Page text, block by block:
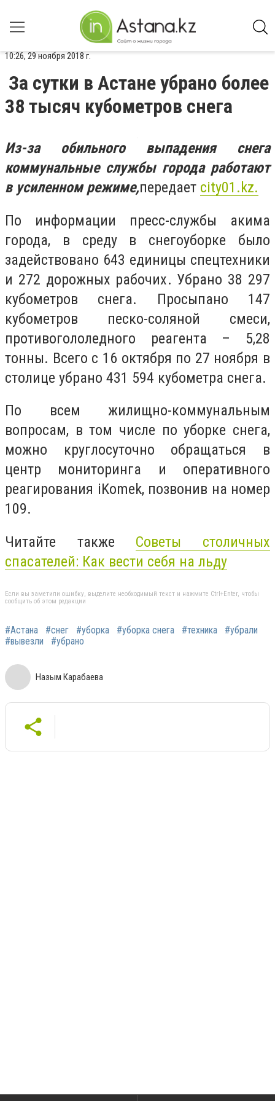
10:26, 29 ноября 2018 г.
За сутки в Астане убрано более
38 тысяч кубометров снега
Из-за обильного выпадения снега
коммунальные службы города работают
в усиленном режиме,передает city01. kz.
По информации пресс-службы акима
города, в среду в снегоуборке было
задействовано 643 единицы спецтехники
и 272 дорожных рабочих. Убрано 38 297
кубометров снега. Просыпано 147
кубометров песко-соляной смеси,
противогололедного реагента – 5,28
тонны. Всего с 16 октября по 27 ноября в
столице убрано 431 594 кубометра снега.
По всем жилищно-коммунальным
вопросам, в том числе по уборке снега,
можно круглосуточно обращаться в
центр мониторинга и оперативного
реагирования iKomek, позвонив на номер
109.
Читайте также Советы столичных
спасателей: Как вести себя на льду
Если вы заметили ошибку, выделите необходимый текст и нажмите Ctrl+Enter, чтобы
сообщить об этом редакции
#Астана #снег #уборка #уборка снега #техника
#убрали
#вывезли
#убрано
Назым Карабаева